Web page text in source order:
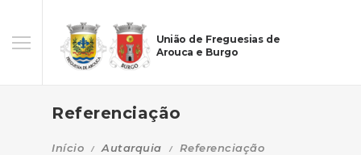
União de Freguesias de
Arouca e Burgo
Referenciação
Início Autarquia
Referenciação